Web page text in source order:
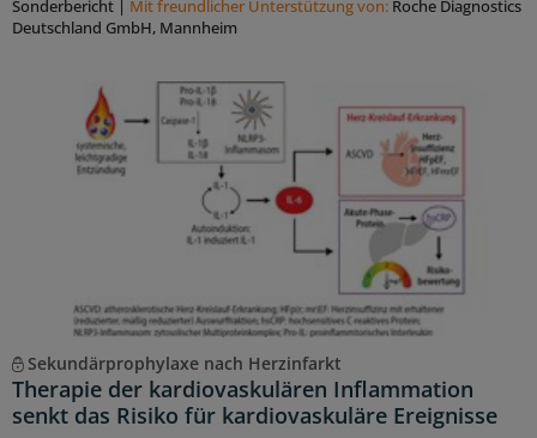
Sonderbericht Mit freundlicher Unterstützung von: Roche Diagnostics
Deutschland GmbH, Mannheim
Sekundärprophylaxe nach Herzinfarkt
Therapie der kardiovaskulären Inflammation
senkt das Risiko für kardiovaskuläre Ereignisse